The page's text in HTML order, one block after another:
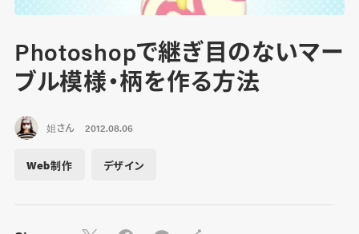
Photoshopで継ぎ目のないマー
ブル模様・柄を作る方法
姐さん 2012.08.06
Web制作 デザイン